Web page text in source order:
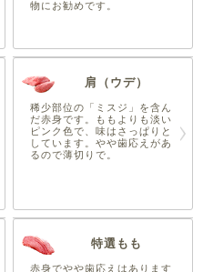
物にお勧めです。
肩（ウデ）
稀少部位の「ミスジ」を含ん
だ赤身です。ももよりも淡い
ピンク色で、味はさっぱりと
しています。やや歯応えがあ
るので薄切りで。
特選もも
赤身でやや歯応えはあります